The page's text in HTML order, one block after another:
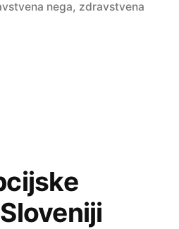
nega, zdravstvena